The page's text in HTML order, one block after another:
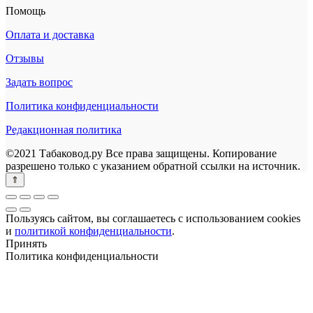
Помощь
Оплата и доставка
Отзывы
Задать вопрос
Политика конфиденциальности
Редакционная политика
©2021 Табаковод.ру Все права защищены. Копирование
разрешено только с указанием обратной ссылки на источник.
Пользуясь сайтом, вы соглашаетесь с использованием cookies
и политикой конфиденциальности.
Принять
Политика конфиденциальности